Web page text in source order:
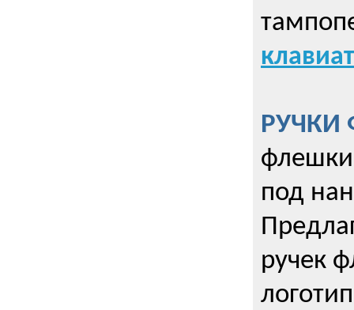
РУЧКИ
флешки
под
ручек